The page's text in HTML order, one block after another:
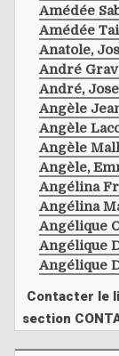
Amédée
Amédée
Anatole,
André
André,
Angèle
Angèle
Angèle
Angèle,
Angélina
Angélina
Angélique
Angélique
Angélique
Contacter le
section